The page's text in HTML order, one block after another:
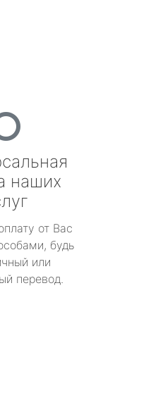
наших
от Вас
будь
или
перевод.